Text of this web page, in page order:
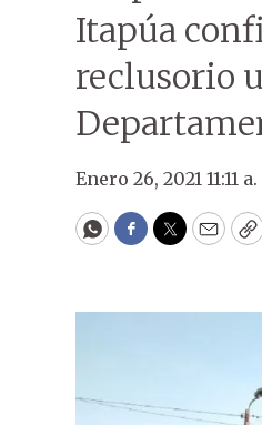
Itapúa
reclusorio
Enero 26, 2021 11:11 a.
WhatsApp
Facebook
Twitter